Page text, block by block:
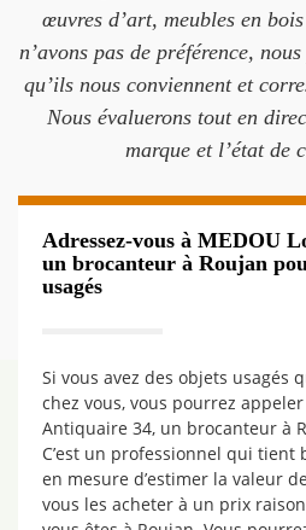
œuvres d’art, meubles en
n’avons pas de préférence,
qu’ils nous conviennent et
Nous évaluerons tout en
marque et l’état de
Adressez-vous à MEDOU
un brocanteur à Roujan
usagés
Si vous avez des objets usagés
chez vous, vous pourrez appeler
Antiquaire 34, un brocanteur à
C’est un professionnel qui tient
en mesure d’estimer la valeur
vous les acheter à un prix